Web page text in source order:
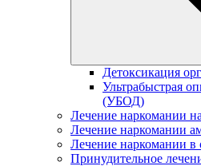
Детоксикация
Ультрабыстрая
(УБОД)
Лечение наркомании
Лечение наркомании
Лечение наркомании в
Принудительное